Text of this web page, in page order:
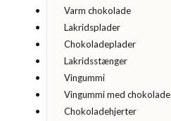
Varm chokolade
Lakridsplader
Chokoladeplader
Lakridsstænger
Vingummi
Vingummi med chokolade
Chokoladehjerter